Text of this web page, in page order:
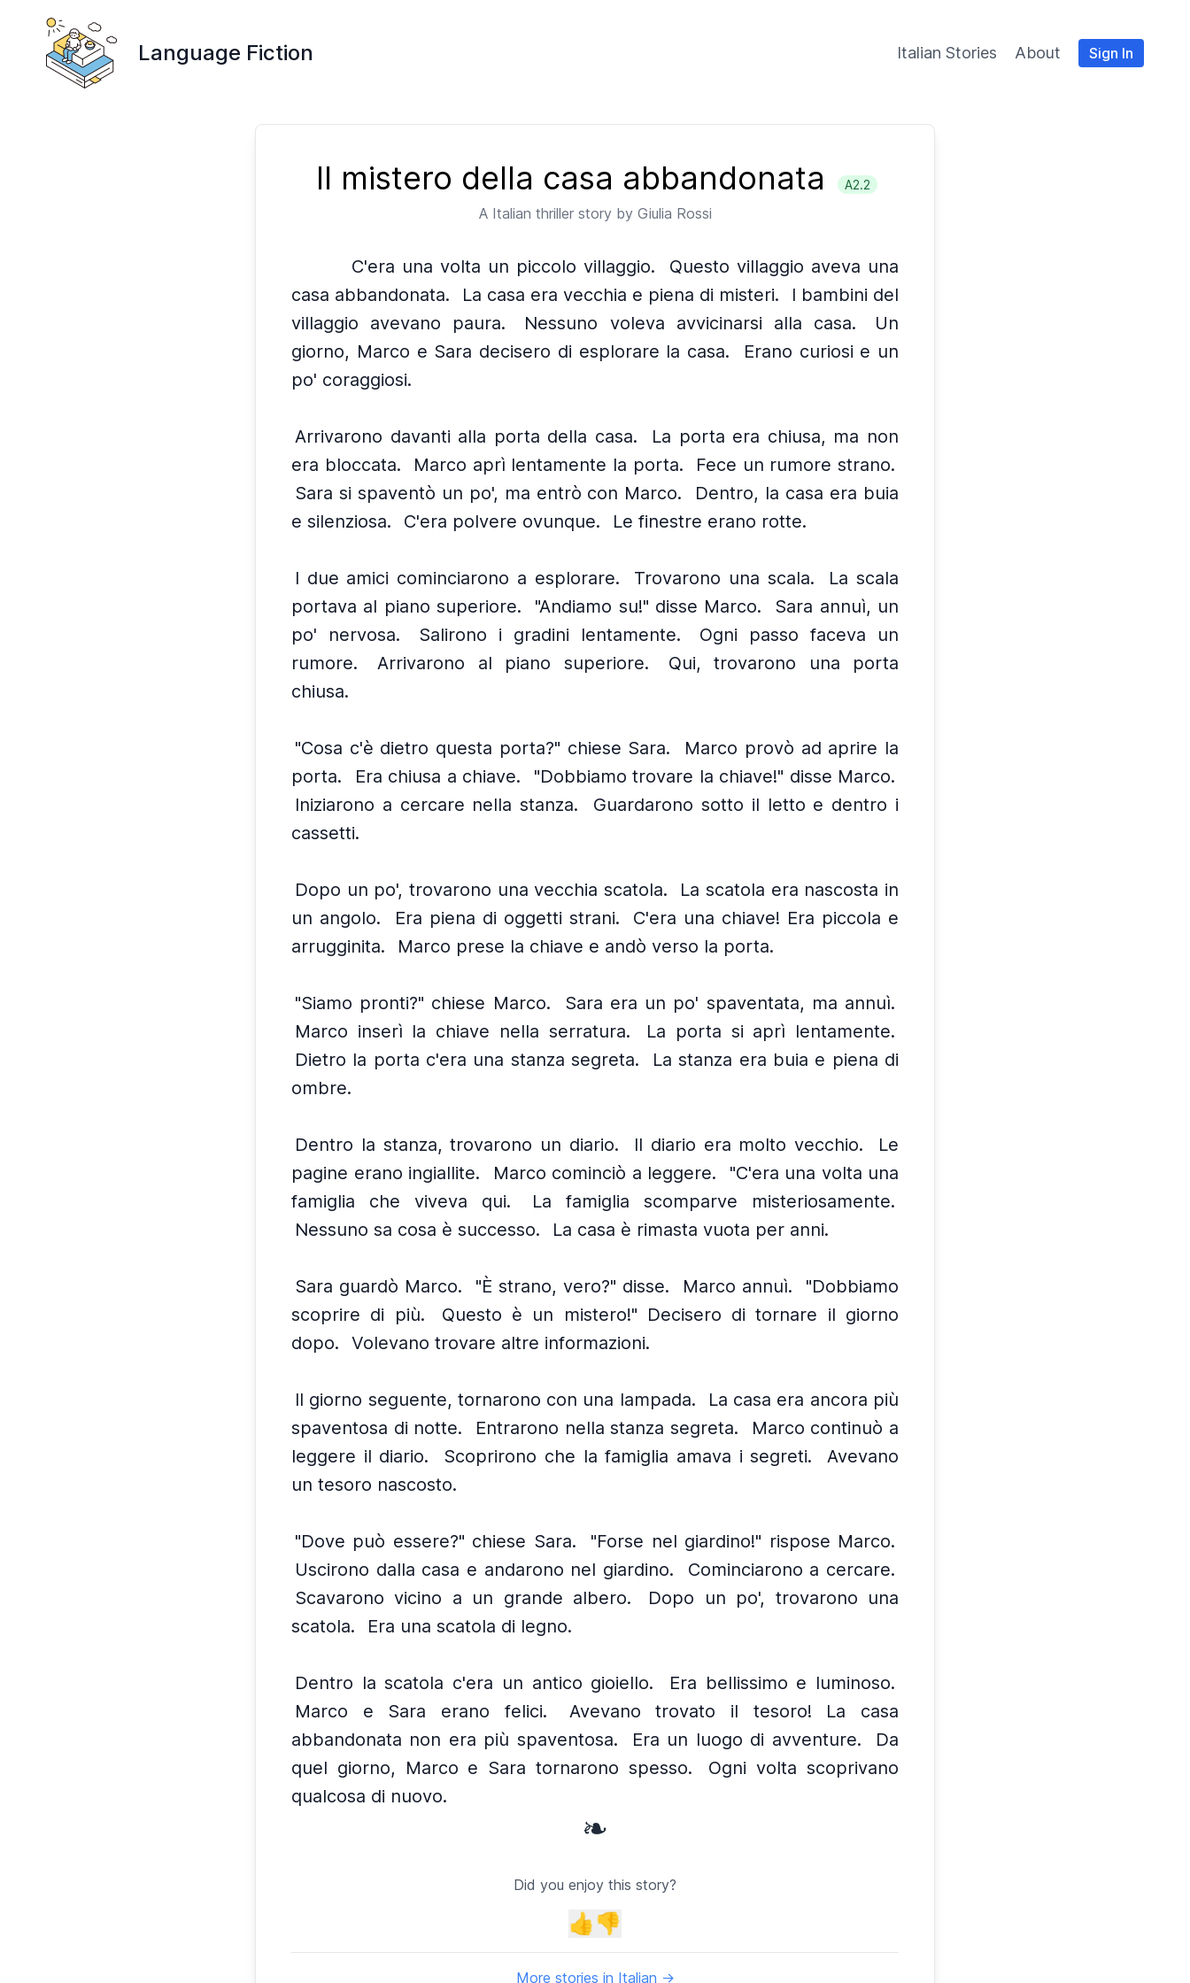
Language Fiction Italian Stories About Sign In
Il mistero della casa abbandonata A2.2
A Italian thriller story by Giulia Rossi
C'era una volta un piccolo villaggio.
Questo villaggio aveva una
casa abbandonata.
La casa era vecchia e piena di misteri.
I bambini del
villaggio avevano paura.
Nessuno voleva avvicinarsi alla casa.
Un
giorno, Marco e Sara decisero di esplorare la casa.
Erano curiosi e un
po' coraggiosi.
Arrivarono davanti alla porta della casa.
La porta era chiusa, ma non
era bloccata.
Marco aprì lentamente la porta.
Fece un rumore strano.
Sara si spaventò un po', ma entrò con Marco.
Dentro, la casa era buia
e silenziosa.
C'era polvere ovunque. Le finestre erano rotte.
I due amici cominciarono a esplorare. Trovarono una scala.
La scala
portava al piano superiore.
"Andiamo su!" disse Marco.
Sara annuì, un
po' nervosa.
Salirono i gradini lentamente.
Ogni passo faceva un
rumore.
Arrivarono al piano superiore.
Qui, trovarono una porta
chiusa.
"Cosa c'è dietro questa porta?" chiese Sara.
Marco provò ad aprire la
porta.
Era chiusa a chiave.
"Dobbiamo trovare la chiave!" disse Marco.
Iniziarono a cercare nella stanza.
Guardarono sotto il letto e dentro i
cassetti.
Dopo un po', trovarono una vecchia scatola.
La scatola era nascosta in
un angolo.
Era piena di oggetti strani.
C'era una chiave! Era piccola e
arrugginita.
Marco prese la chiave e andò verso la porta.
"Siamo pronti?" chiese Marco.
Sara era un po' spaventata, ma annuì.
Marco inserì la chiave nella serratura.
La porta si aprì lentamente.
Dietro la porta c'era una stanza segreta.
La stanza era buia e piena di
ombre.
Dentro la stanza, trovarono un diario. Il diario era molto vecchio.
Le
pagine erano ingiallite.
Marco cominciò a leggere.
"C'era una volta una
famiglia che viveva qui.
La famiglia scomparve misteriosamente.
Nessuno sa cosa è successo.
La casa è rimasta vuota per anni.
Sara guardò Marco. "È strano, vero?" disse. Marco annuì.
"Dobbiamo
scoprire di più.
Questo è un mistero!" Decisero di tornare il giorno
dopo.
Volevano trovare altre informazioni.
Il giorno seguente, tornarono con una lampada.
La casa era ancora più
spaventosa di notte.
Entrarono nella stanza segreta.
Marco continuò a
leggere il diario.
Scoprirono che la famiglia amava i segreti.
Avevano
un tesoro nascosto.
"Dove può essere?" chiese Sara.
"Forse nel giardino!" rispose Marco.
Uscirono dalla casa e andarono nel giardino.
Cominciarono a cercare.
Scavarono vicino a un grande albero.
Dopo un po', trovarono una
scatola.
Era una scatola di legno.
Dentro la scatola c'era un antico gioiello.
Era bellissimo e luminoso.
Marco e Sara erano felici.
Avevano trovato il tesoro! La casa
abbandonata non era più spaventosa.
Era un luogo di avventure.
Da
quel giorno, Marco e Sara tornarono spesso.
Ogni volta scoprivano
qualcosa di nuovo.
❧
Did you enjoy this story?
👍👎
More stories in Italian →